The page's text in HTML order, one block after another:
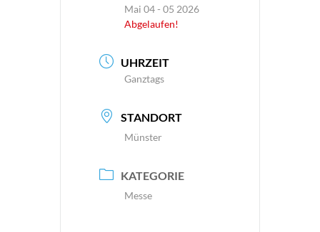
Mai 04 - 05 2026
Abgelaufen!
UHRZEIT
Ganztags
STANDORT
Münster
KATEGORIE
Messe